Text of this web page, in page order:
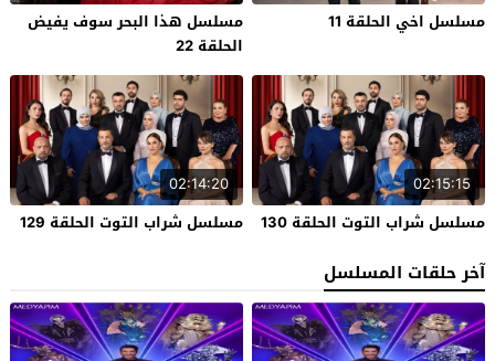
مسلسل اخي الحلقة 11
مسلسل هذا البحر سوف يفيض
الحلقة 22
02:15:15
مسلسل شراب التوت الحلقة 130
02:14:20
مسلسل شراب التوت الحلقة 129
آخر حلقات المسلسل